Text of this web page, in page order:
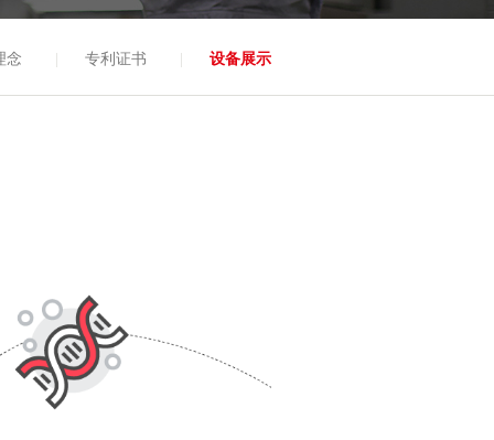
念 专利证书 设备展示